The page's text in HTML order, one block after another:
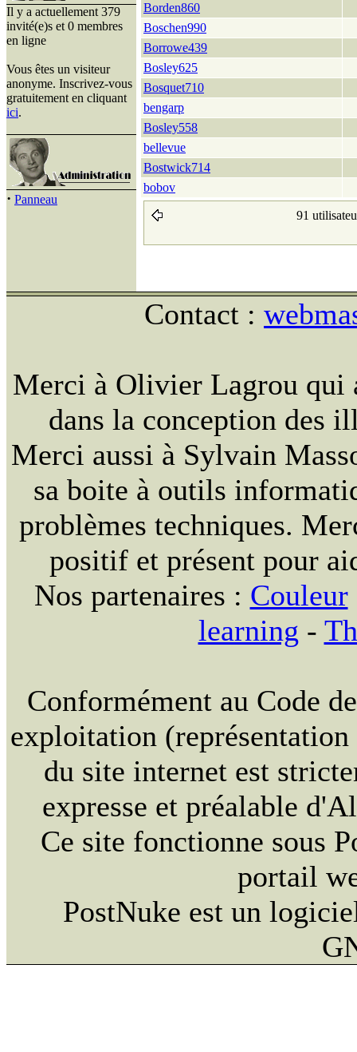
Il y a actuellement 379
invité(e)s et 0 membres
en ligne
Vous êtes un visiteur
anonyme. Inscrivez-vous
gratuitement en cliquant
ici.
· Panneau
Borden860
Boschen990
Borrowe439
Bosley625
Bosquet710
bengarp
Bosley558
bellevue
Bostwick714
bobov
91
Contact :
Merci à Olivier Lagrou qui
dans la conception des
Merci aussi à Sylvain
sa boite à outils
problèmes techniques.
positif et présent pour
Nos partenaires : Couleur
learning -
Conformément au Code
exploitation
du site internet est
expresse et préalable
Ce site fonctionne sous
portail
PostNuke est un